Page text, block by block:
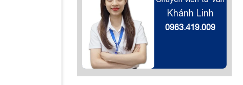
Khánh Linh
0963.419.009